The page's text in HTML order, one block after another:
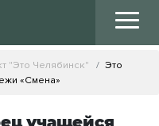
"Это Челябинск"
Это
«Смена»
учащейся